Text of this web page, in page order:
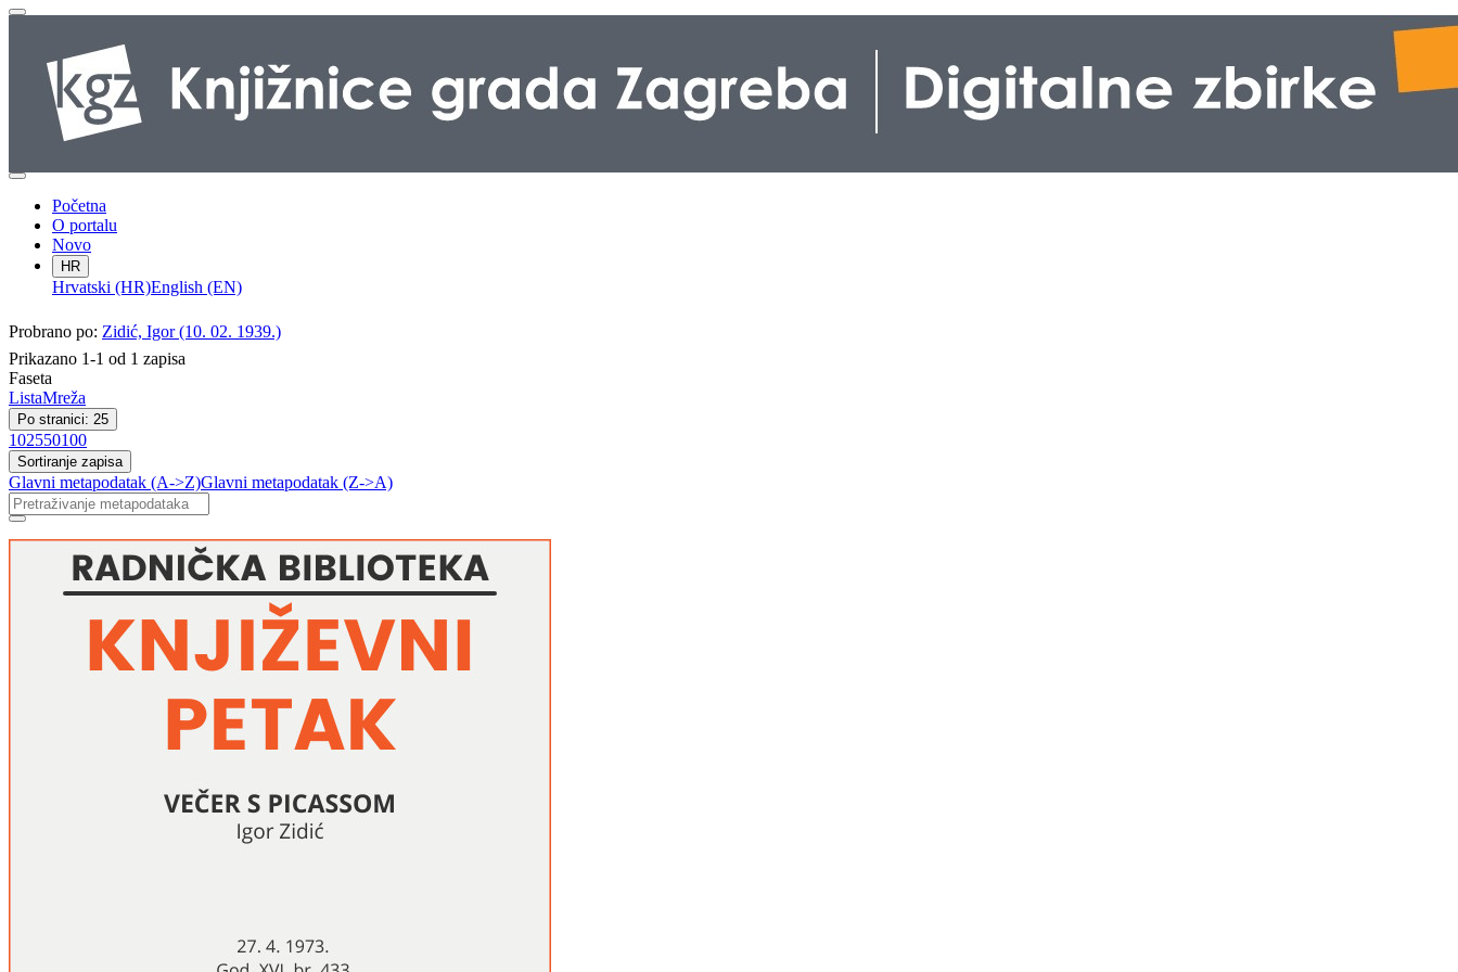
Početna
O portalu
Novo
HR
Hrvatski (HR)English (EN)
Probrano po: Zidić, Igor (10. 02. 1939.)
Prikazano 1-1 od 1 zapisa
Faseta
ListaMreža
Po stranici: 25
102550100
Sortiranje zapisa
Glavni metapodatak (A->Z)Glavni metapodatak (Z->A)